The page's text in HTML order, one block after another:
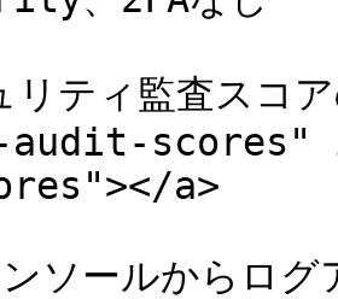
リティ監査ス
a>
ソールからロ